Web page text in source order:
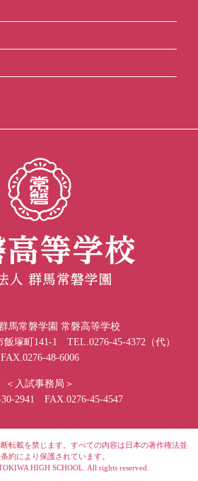
馬常磐学園 常磐高等学校
飯塚町141-1 TEL.0276-45-4372（代）
FAX.0276-48-6006
＜入試事務局＞
2941 FAX.0276-45-4547
転載を禁じます。すべての内容は日本の著作権法並
約により保護されています。
HIGH SCHOOL. All rights reserved.